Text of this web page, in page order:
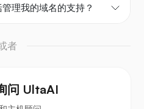
理我的域名的支持？
者
问 UltaAI